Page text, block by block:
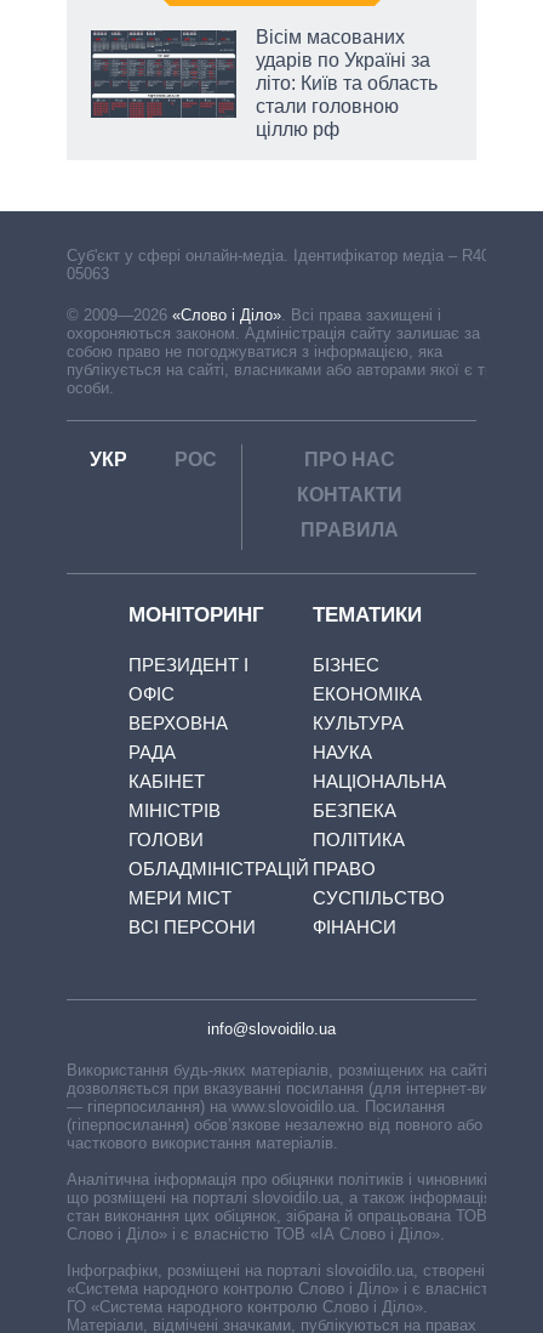
Вісім масованих
ударів по Україні за
літо: Київ та область
стали головною
ціллю рф
Cуб'єкт у сфері онлайн-медіа. Ідентифікатор медіа – R40-
05063
© 2009—2026 «Слово і Діло»
Всі права захищені і
охороняються законом. Адміністрація сайту залишає за
собою право не погоджуватися з інформацією, яка
публікується на сайті, власниками або авторами якої є треті
особи.
УКР РОС
ПРО НАС
КОНТАКТИ
ПРАВИЛА
МОНІТОРИНГ
ПРЕЗИДЕНТ І
ОФІС
ВЕРХОВНА
РАДА
КАБІНЕТ
МІНІСТРІВ
ГОЛОВИ
ОБЛАДМІНІСТРАЦІЙ
МЕРИ МІСТ
ВСІ ПЕРСОНИ
ТЕМАТИКИ
БІЗНЕС
ЕКОНОМІКА
КУЛЬТУРА
НАУКА
НАЦІОНАЛЬНА
БЕЗПЕКА
ПОЛІТИКА
ПРАВО
СУСПІЛЬСТВО
ФІНАНСИ
info@slovoidilo.ua
Використання будь-яких матеріалів, розміщених на сайті,
дозволяється при вказуванні посилання (для інтернет-видань
— гіперпосилання) на www.slovoidilo.ua. Посилання
(гіперпосилання) обов’язкове незалежно від повного або
часткового використання матеріалів.
Аналітична інформація про обіцянки політиків і чиновників,
що розміщені на порталі slovoidilo.ua, а також інформація про
стан виконання цих обіцянок, зібрана й опрацьована ТОВ «ІА
Слово і Діло» і є власністю ТОВ «ІА Слово і Діло».
Інфографіки, розміщені на порталі slovoidilo.ua, створені ГО
«Система народного контролю Слово і Діло» і є власністю
ГО «Система народного контролю Слово і Діло».
Матеріали, відмічені значками, публікуються на правах